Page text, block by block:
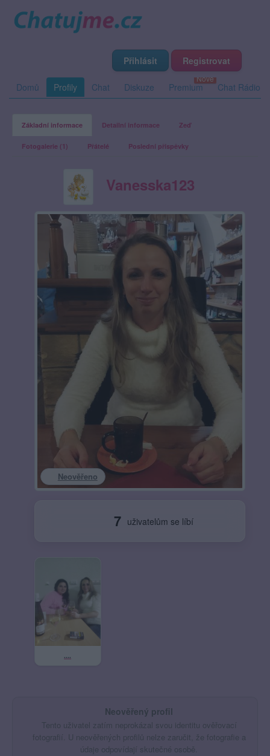
Přihlásit Registrovat
Domů Profily Chat Diskuze Premium Chat Rádio
Základní informace Detailní informace Zeď
Fotogalerie (1) Přátelé Poslední příspěvky
Vanesska123
Neověřeno
7 uživatelům se líbí
....
Neověřený profil
Tento uživatel zatím neprokázal svou identitu ověřovací
fotografií. U neověřených profilů nelze zaručit, že fotografie a
údaje odpovídají skutečné osobě.